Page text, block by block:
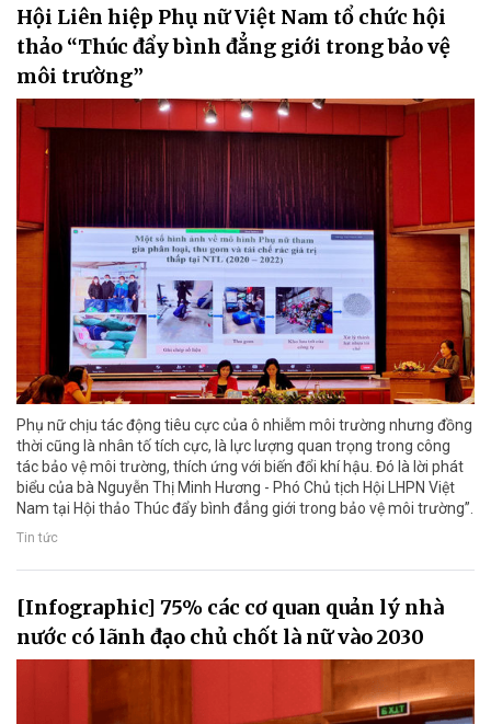
Hội Liên hiệp Phụ nữ Việt Nam tổ chức hội
thảo “Thúc đẩy bình đẳng giới trong bảo vệ
môi trường”
Phụ nữ chịu tác động tiêu cực của ô nhiễm môi trường nhưng đồng
thời cũng là nhân tố tích cực, là lực lượng quan trọng trong công
tác bảo vệ môi trường, thích ứng với biến đổi khí hậu. Đó là lời phát
biểu của bà Nguyễn Thị Minh Hương - Phó Chủ tịch Hội LHPN Việt
Nam tại Hội thảo Thúc đẩy bình đẳng giới trong bảo vệ môi trường”.
Tin tức
[Infographic] 75% các cơ quan quản lý nhà
nước có lãnh đạo chủ chốt là nữ vào 2030